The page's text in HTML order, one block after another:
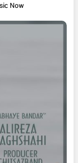
Now